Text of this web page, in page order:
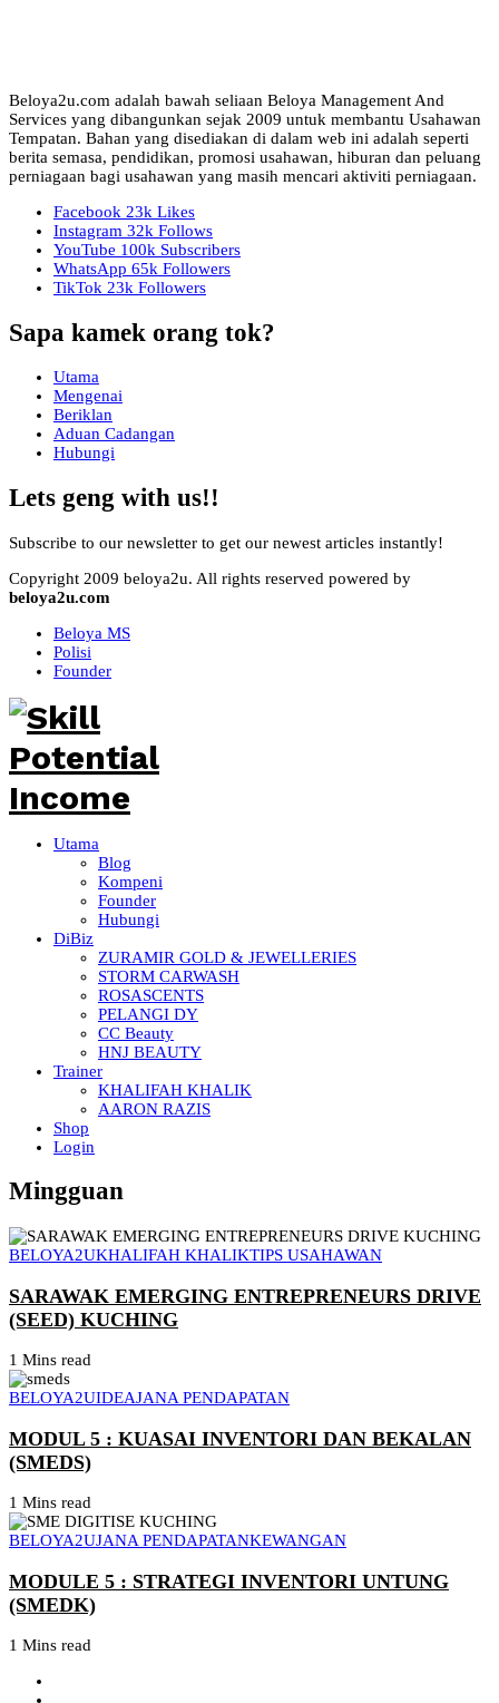
Beloya2u.com adalah bawah seliaan Beloya Management And
Services yang dibangunkan sejak 2009 untuk membantu Usahawan
Tempatan. Bahan yang disediakan di dalam web ini adalah seperti
berita semasa, pendidikan, promosi usahawan, hiburan dan peluang
perniagaan bagi usahawan yang masih mencari aktiviti perniagaan.
Facebook 23k Likes
Instagram 32k Follows
YouTube 100k Subscribers
WhatsApp 65k Followers
TikTok 23k Followers
Sapa kamek orang tok?
Utama
Mengenai
Beriklan
Aduan Cadangan
Hubungi
Lets geng with us!!
Subscribe to our newsletter to get our newest articles instantly!
Copyright 2009 beloya2u. All rights reserved powered by
beloya2u.com
Beloya MS
Polisi
Founder
Utama
Blog
Kompeni
Founder
Hubungi
DiBiz
ZURAMIR GOLD & JEWELLERIES
STORM CARWASH
ROSASCENTS
PELANGI DY
CC Beauty
HNJ BEAUTY
Trainer
KHALIFAH KHALIK
AARON RAZIS
Shop
Login
Mingguan
BELOYA2UKHALIFAH KHALIKTIPS USAHAWAN
SARAWAK EMERGING ENTREPRENEURS DRIVE
(SEED) KUCHING
1 Mins read
BELOYA2UIDEAJANA PENDAPATAN
MODUL 5 : KUASAI INVENTORI DAN BEKALAN
(SMEDS)
1 Mins read
BELOYA2UJANA PENDAPATANKEWANGAN
MODULE 5 : STRATEGI INVENTORI UNTUNG
(SMEDK)
1 Mins read